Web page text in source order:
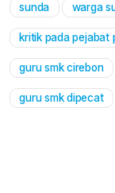
sunda warga
kritik pada pejabat
guru smk cirebon
guru smk dipecat